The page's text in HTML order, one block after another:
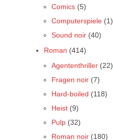
Comics (5)
Computerspiele (1)
Sound noir (40)
Roman (414)
Agententhriller (22)
Fragen noir (7)
Hard-boiled (118)
Heist (9)
Pulp (32)
Roman noir (180)